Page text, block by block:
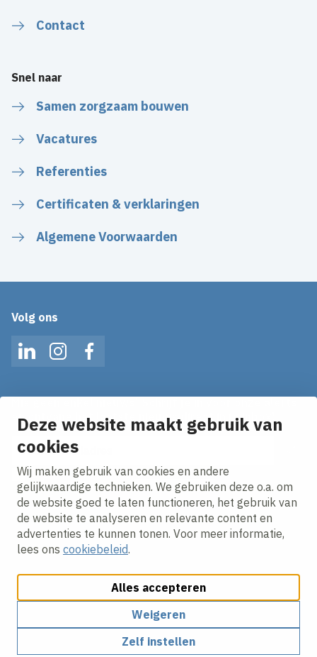
Deze website maakt gebruik van
cookies
Wij maken gebruik van cookies en andere
gelijkwaardige technieken. We gebruiken deze o.a. om
de website goed te laten functioneren, het gebruik van
de website te analyseren en relevante content en
advertenties te kunnen tonen. Voor meer informatie,
lees ons cookiebeleid.
Alles accepteren
Weigeren
Zelf instellen
Contact
Snel naar
Samen zorgzaam bouwen
Vacatures
Referenties
Certificaten & verklaringen
Algemene Voorwaarden
Volg ons
LinkedInInstagramFacebook
en ontvang het laatste nieuws direct in je inbox!
E-mailadres
Ik ga akkoord met hetprivacy statement.
Cookies aanpassenCookie beleidPrivacy policy